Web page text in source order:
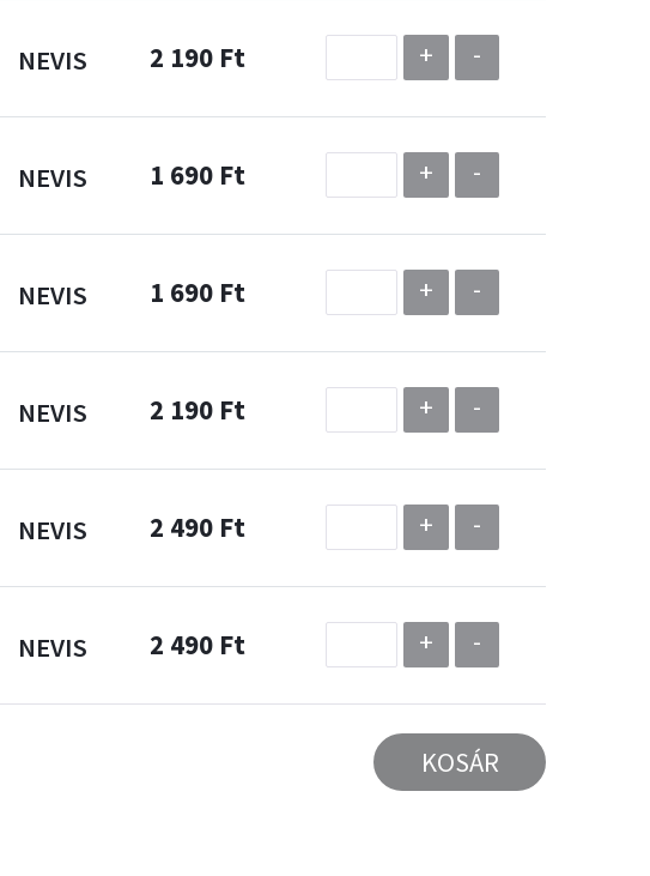
NEVIS 2 190 Ft + -
NEVIS 1 690 Ft + -
NEVIS 1 690 Ft + -
NEVIS 2 190 Ft + -
NEVIS 2 490 Ft + -
NEVIS 2 490 Ft + -
KOSÁR